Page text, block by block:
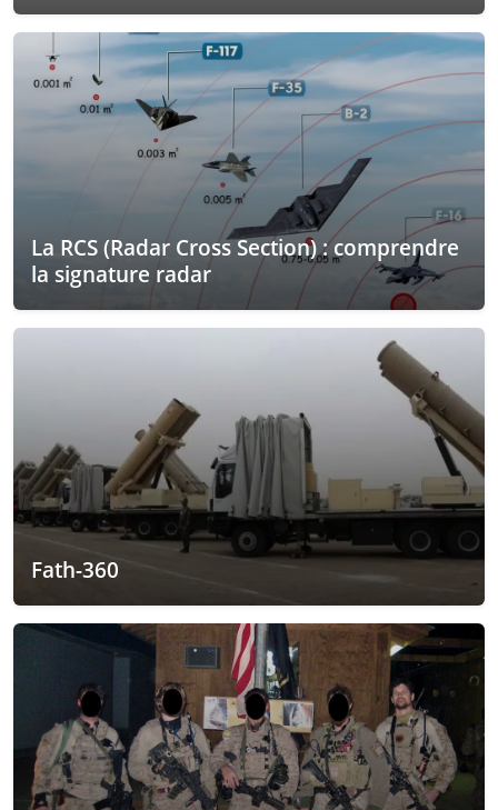
La RCS (Radar Cross Section) : comprendre
la signature radar
Fath-360